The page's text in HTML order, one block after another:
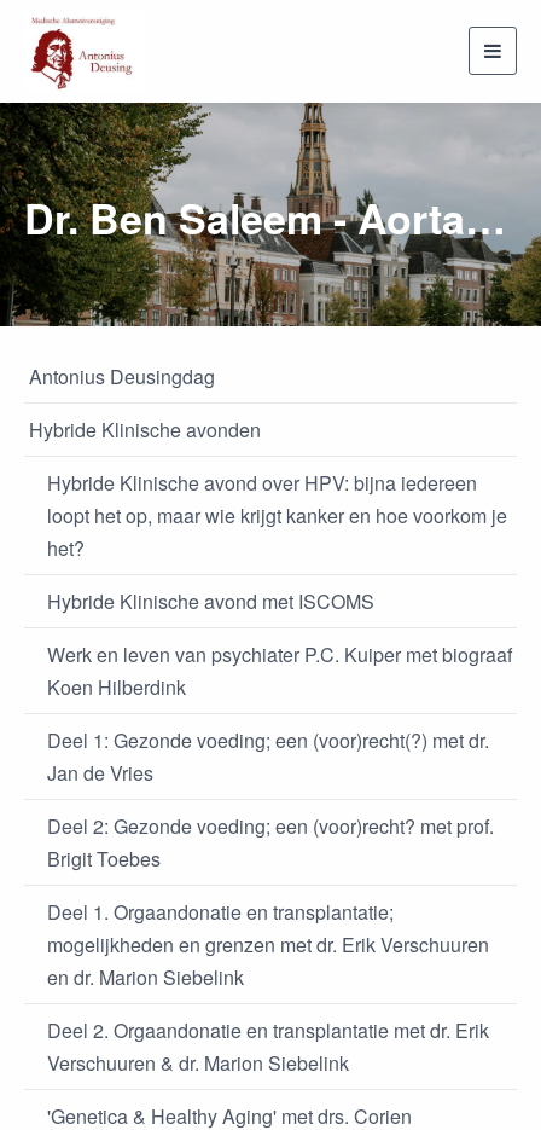
Dr. Ben Saleem - Aortachirugie in beweging: wat brengt de toekomst?
Antonius Deusingdag
Hybride Klinische avonden
Hybride Klinische avond over HPV: bijna iedereen
loopt het op, maar wie krijgt kanker en hoe voorkom je
het?
Hybride Klinische avond met ISCOMS
Werk en leven van psychiater P.C. Kuiper met biograaf
Koen Hilberdink
Deel 1: Gezonde voeding; een (voor)recht(?) met dr.
Jan de Vries
Deel 2: Gezonde voeding; een (voor)recht? met prof.
Brigit Toebes
Deel 1. Orgaandonatie en transplantatie;
mogelijkheden en grenzen met dr. Erik Verschuuren
en dr. Marion Siebelink
Deel 2. Orgaandonatie en transplantatie met dr. Erik
Verschuuren & dr. Marion Siebelink
'Genetica & Healthy Aging' met drs. Corien